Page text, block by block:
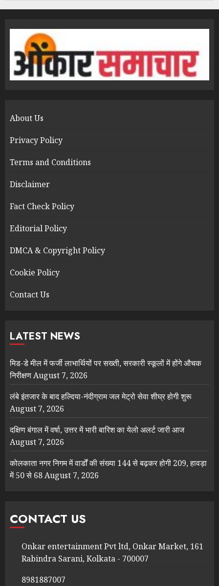
About Us
Privacy Policy
Terms and Conditions
Disclaimer
Fact Check Policy
Editorial Policy
DMCA & Copyright Policy
Cookie Policy
Contact Us
LATEST NEWS
मिड-डे मील में फर्जी लाभार्थियों पर सख्ती, सरकारी स्कूलों में होंगे औचक
निरीक्षणAugust 7, 2026
लंबे इंतजार के बाद हल्दिया-नंदीग्राम जल मेट्रो सेवा शीघ्र होगी शुरू
August 7, 2026
दक्षिण बंगाल में वर्षा, उत्तर में भारी बारिश का येलो अलर्ट जारी आज
August 7, 2026
कोलकाता नगर निगम में वार्डों की संख्या 144 से बढ़कर होगी 209, हावड़ा
में 50 से 68August 7, 2026
CONTACT US
Onkar entertainment Pvt ltd, Onkar Market, 161
Rabindra Sarani, Kolkata - 700007
8981887007